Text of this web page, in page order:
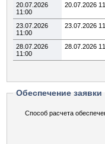
20.07.2026
11:00
20.07.2026
23.07.2026
11:00
23.07.2026
28.07.2026
11:00
28.07.2026
Обеспечение заявки
Способ расчета